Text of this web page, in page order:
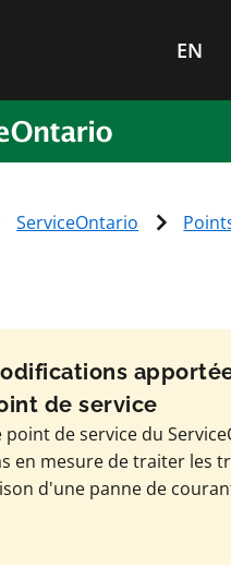
EN
ServiceOntario
de service
point de service du
en mesure de traiter les
d'une panne de